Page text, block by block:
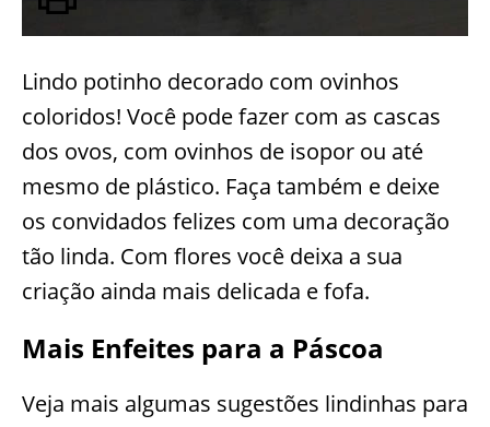
Lindo potinho decorado com ovinhos
coloridos! Você pode fazer com as cascas
dos ovos, com ovinhos de isopor ou até
mesmo de plástico. Faça também e deixe
os convidados felizes com uma decoração
tão linda. Com flores você deixa a sua
criação ainda mais delicada e fofa.
Mais Enfeites para a Páscoa
Veja mais algumas sugestões lindinhas para